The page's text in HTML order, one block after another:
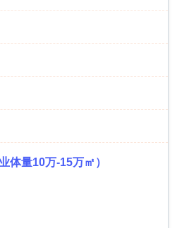
体量10万-15万㎡）